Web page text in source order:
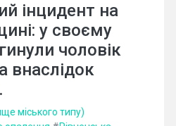
інцидент на
у своєму
чоловік
внаслідок
міського типу)